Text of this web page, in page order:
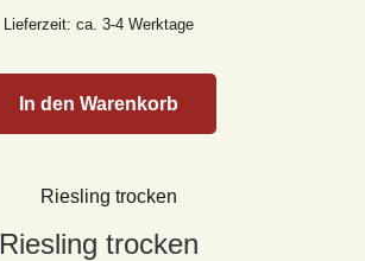
Lieferzeit: ca. 3-4 Werktage
In den Warenkorb
Riesling trocken